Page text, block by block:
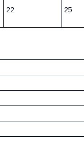
22 25